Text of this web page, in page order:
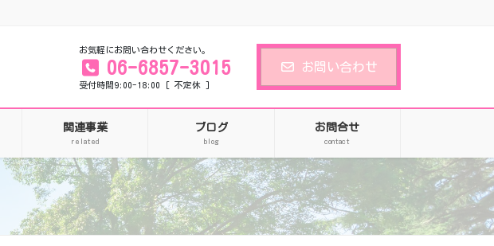
お気軽にお問い合わせください。
06-6857-3015
受付時間9:00-18:00 [ 不定休 ]
お問い合わせ
関連事業
related
ブログ
blog
お問合せ
contact